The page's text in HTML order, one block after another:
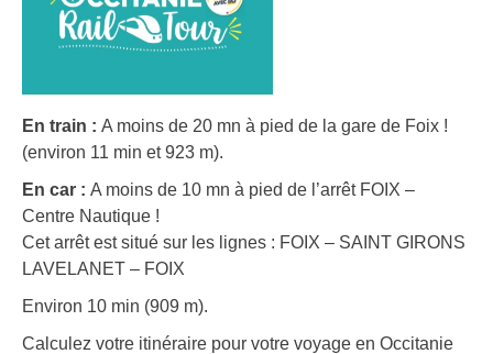
En train : A moins de 20 mn à pied de la gare de Foix !
(environ 11 min et 923 m).
En car : A moins de 10 mn à pied de l’arrêt FOIX –
Centre Nautique !
Cet arrêt est situé sur les lignes : FOIX – SAINT GIRONS
LAVELANET – FOIX
Environ 10 min (909 m).
Calculez votre itinéraire pour votre voyage en Occitanie